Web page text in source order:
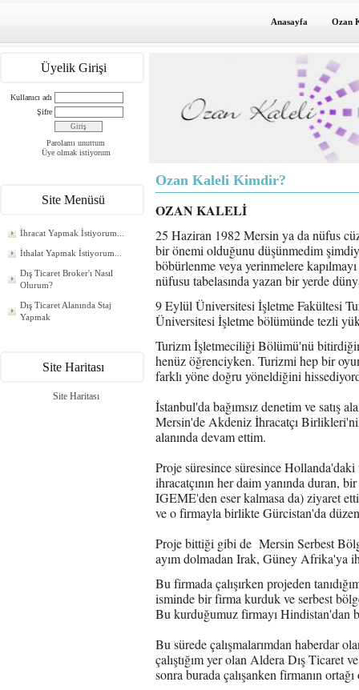
Anasayfa Ozan
Üyelik Girişi
Kullanıcı adı
Şifre
Parolamı unuttum
Üye olmak istiyorum
Site Menüsü
İhracat Yapmak İstiyorum...
İthalat Yapmak İstiyorum...
Dış Ticaret Broker'ı Nasıl
Olurum?
Dış Ticaret Alanında Staj
Yapmak
Site Haritası
Site Haritası
Ozan Kaleli Kimdir?
OZAN KALELİ
25 Haziran 1982 Mersin ya da nüfus
bir önemi olduğunu düşünmedim
böbürlenme veya yerinmelere
nüfusu tabelasında yazan bir yerde
9 Eylül Üniversitesi İşletme Fakültesi
Üniversitesi İşletme bölümünde tezli
Turizm İşletmeciliği Bölümü'nü
henüz öğrenciyken. Turizmi hep bir
farklı yöne doğru yöneldiğini
İstanbul'da bağımsız denetim ve satış
Mersin'de Akdeniz İhracatçı
alanında devam ettim.
Proje süresince süresince
ihracatçının her daim yanında duran,
IGEME'den eser kalmasa da) ziyaret
ve o firmayla birlikte Gürcistan'da
Proje bittiği gibi de Mersin Serbest
ayım dolmadan Irak, Güney Afrika'ya
Bu firmada çalışırken projeden
isminde bir firma kurduk ve serbest
Bu kurduğumuz firmayı Hindistan'dan
Bu sürede çalışmalarımdan haberdar
çalıştığım yer olan Aldera Dış Ticaret
sonra burada çalışanken firmanın